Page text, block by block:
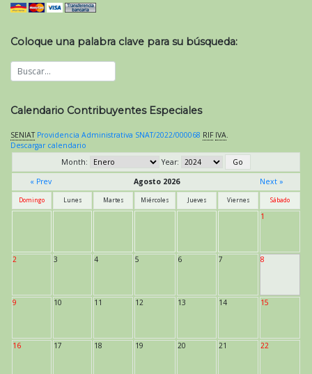
Coloque una palabra clave para su búsqueda:
Calendario Contribuyentes Especiales
SENIAT Providencia Administrativa SNAT/2022/000068 RIF IVA
Descargar calendario
Month:
Year:
« Prev
Agosto 2026 Next »
Domingo Lunes Martes Miércoles Jueves Viernes Sábado
1
2 3 4 5 6 7 8
9 10 11 12 13 14 15
16 17 18 19 20 21 22